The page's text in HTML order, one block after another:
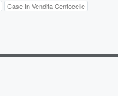
Case In Vendita Centocelle